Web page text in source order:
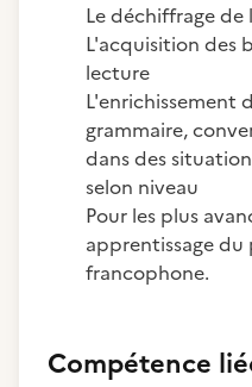
Le déchiffrage de
L'acquisition des
lecture
L'enrichissement
grammaire,
dans des
selon niveau
Pour les plus
apprentissage
francophone.
Compétence